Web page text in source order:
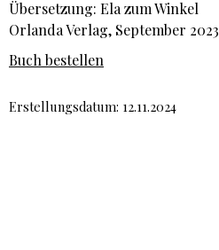
Übersetzung: Ela zum Winkel
Orlanda Verlag, September 2023
Buch bestellen
Erstellungsdatum: 12.11.2024